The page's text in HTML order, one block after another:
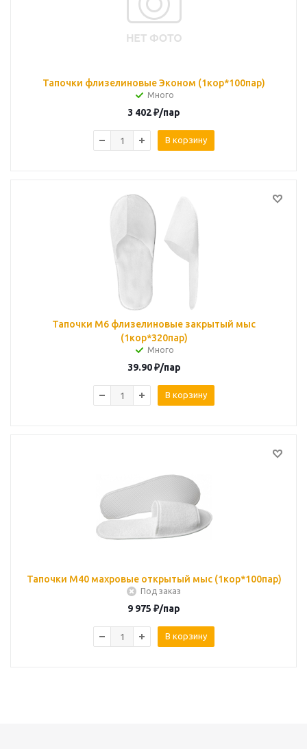
Тапочки флизелиновые Эконом (1кор*100пар)
Много
3 402₽/пар
В корзину
Тапочки М6 флизелиновые закрытый мыс
(1кор*320пар)
Много
39.90₽/пар
В корзину
Тапочки М40 махровые открытый мыс (1кор*100пар)
Под заказ
9 975 ₽/пар
В корзину